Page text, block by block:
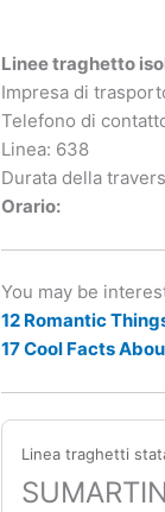
Linee traghetto
Impresa di
Telefono di
Linea: 638
Durata della
Orario:
You may be
12 Romantic
17 Cool Facts
Linea traghetti